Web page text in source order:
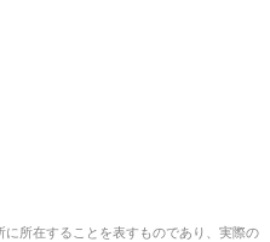
所在することを表すものであり、実際の